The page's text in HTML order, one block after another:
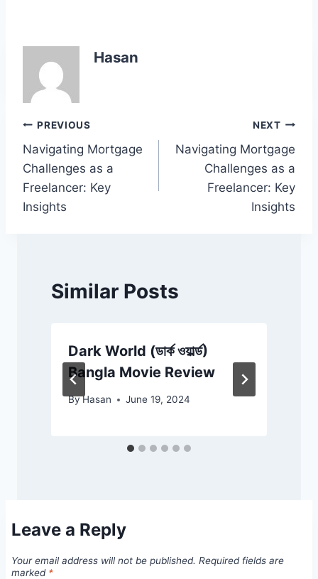
e
b
o
o
k
er s
Hasan
Post
navigation
PREVIOUS
Navigating Mortgage
Challenges as a
Freelancer: Key
Insights
NEXT
Navigating Mortgage
Challenges as a
Freelancer: Key
Insights
Similar Posts
Dark World (ডার্ক ওয়ার্ল্ড)
Bangla Movie Review
ByHasan June 19, 2024
Leave a Reply
Your email address will not be published. Required fields are
marked *